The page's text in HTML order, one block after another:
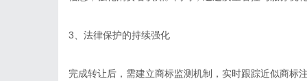
3、法律保护的持续强化
完成转让后，需建立商标监测机制，实时跟踪近似商标